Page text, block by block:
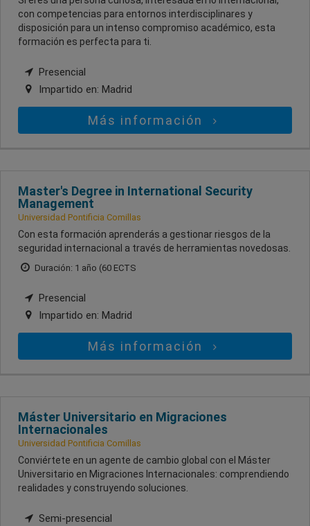
con competencias para entornos interdisciplinares y
disposición para un intenso compromiso académico, esta
formación es perfecta para ti.
Presencial
Impartido en: Madrid
Más información
Master's Degree in International Security
Management
Universidad Pontificia Comillas
Con esta formación aprenderás a gestionar riesgos de la
seguridad internacional a través de herramientas novedosas.
Duración: 1 año (60 ECTS
Presencial
Impartido en: Madrid
Más información
Máster Universitario en Migraciones
Internacionales
Universidad Pontificia Comillas
Conviértete en un agente de cambio global con el Máster
Universitario en Migraciones Internacionales: comprendiendo
realidades y construyendo soluciones.
Semi-presencial